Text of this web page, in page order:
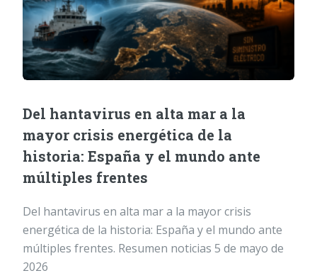
Del hantavirus en alta mar a la
mayor crisis energética de la
historia: España y el mundo ante
múltiples frentes
Del hantavirus en alta mar a la mayor crisis
energética de la historia: España y el mundo ante
múltiples frentes. Resumen noticias 5 de mayo de
2026